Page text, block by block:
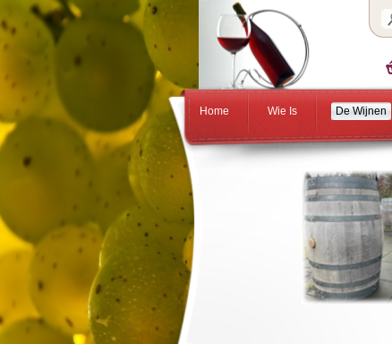
Home Wie Is De Wijnen